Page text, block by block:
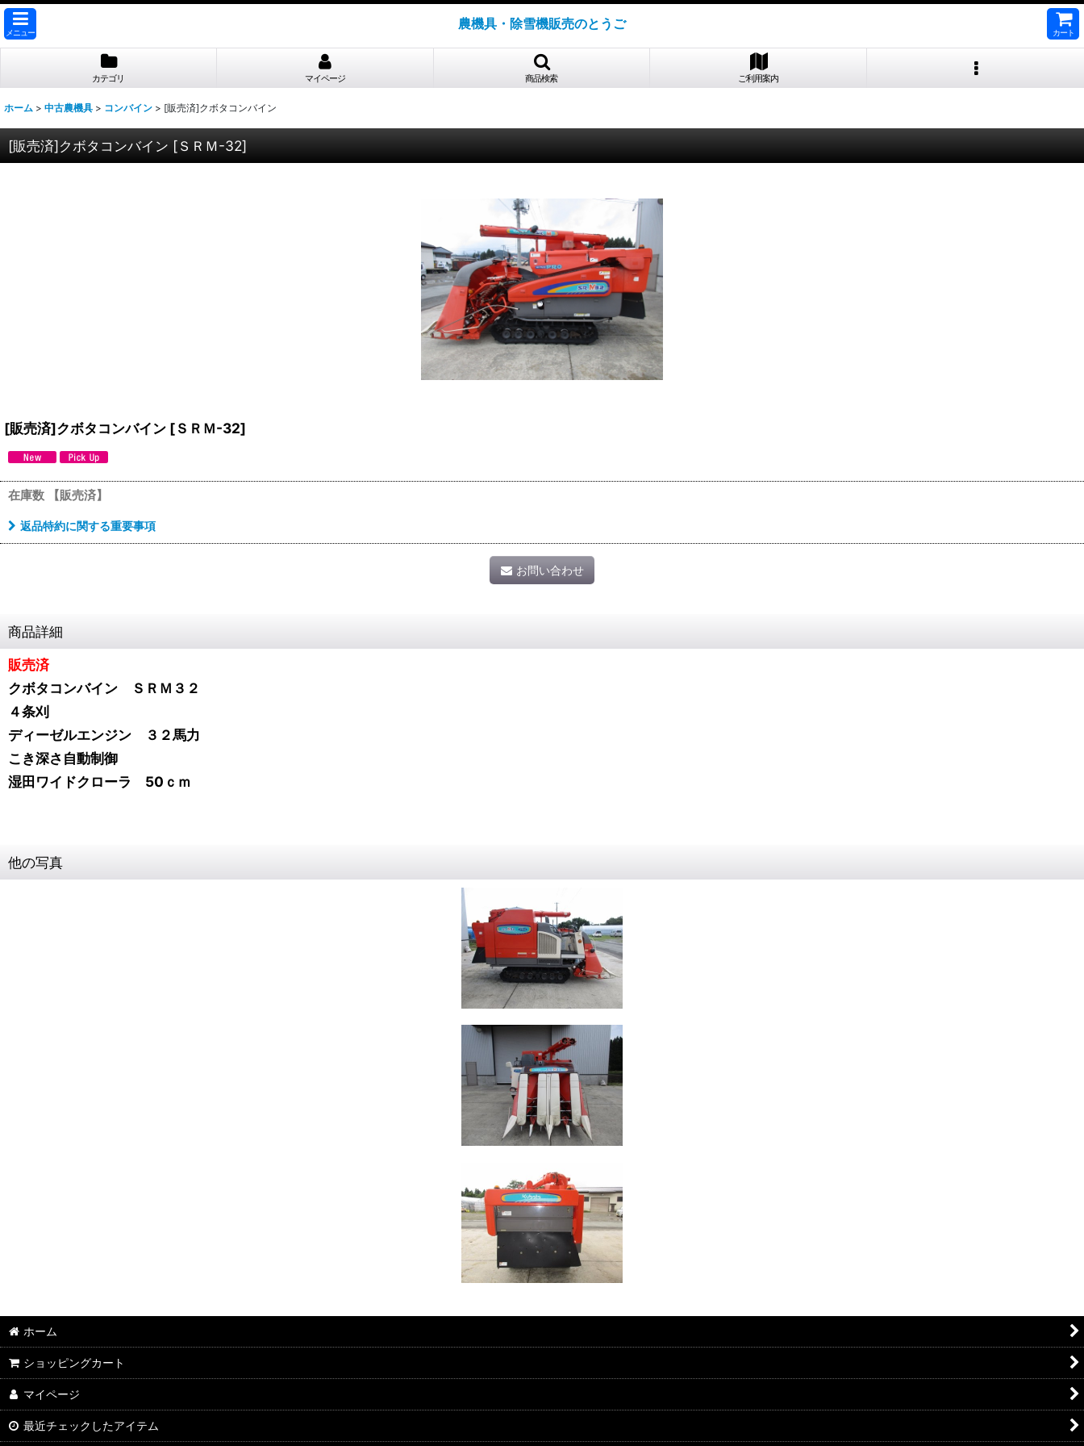
メニュー
農機具・除雪機販売のとうご
カート
カテゴリ マイページ 商品検索 ご利用案内
ホーム > 中古農機具 > コンバイン > [販売済]クボタコンバイン
[販売済]クボタコンバイン [ＳＲＭ-32]
[販売済]クボタコンバイン [ＳＲＭ-32]
在庫数 【販売済】
返品特約に関する重要事項
お問い合わせ
商品詳細
販売済
クボタコンバイン ＳＲＭ３２
４条刈
ディーゼルエンジン ３２馬力
こき深さ自動制御
湿田ワイドクローラ 50ｃｍ
他の写真
ホーム
ショッピングカート
マイページ
最近チェックしたアイテム